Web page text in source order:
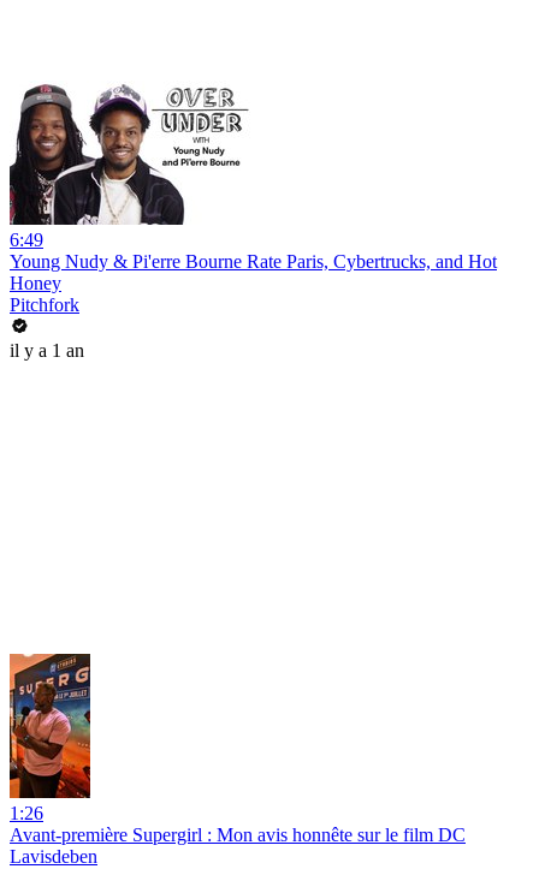
6:49
Young Nudy & Pi'erre Bourne Rate Paris, Cybertrucks, and Hot
Honey
Pitchfork
il y a 1 an
1:26
Avant-première Supergirl : Mon avis honnête sur le film DC
Lavisdeben